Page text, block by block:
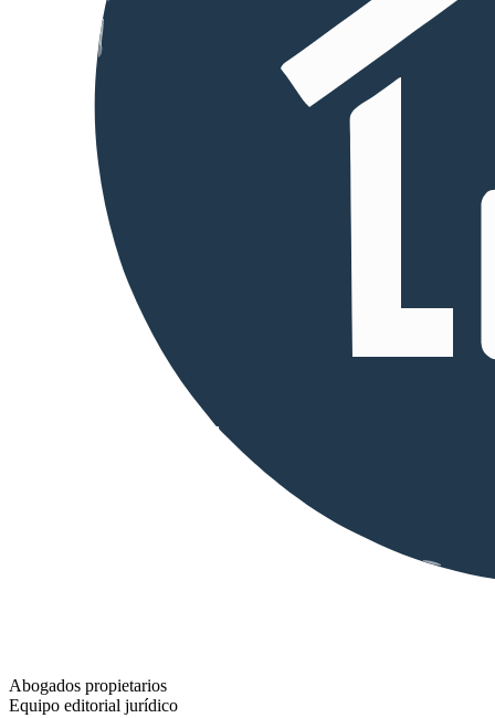
Abogados propietarios
Equipo editorial jurídico